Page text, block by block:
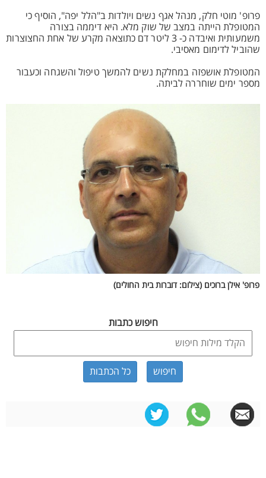
פרופ' מוטי חלק, מנהל אגף נשים ויולדות ב"הלל יפה", הוסיף כי
המטופלת הייתה במצב של שוק מלא. היא דיממה בצורה
משמעותית ואיבדה כ- 3 ליטר דם כתוצאה מקרע של אחת החצוצרות
שהוביל לדימום מאסיבי.
המטופלת אושפזה במחלקת נשים להמשך טיפול והשגחה וכעבור
מספר ימים שוחררה לביתה.
פרופ' אילן ברוכים (צילום: דוברות בית החולים)
חיפוש כתבות
כל הכתבות